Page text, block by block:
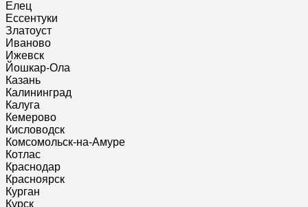
Елец
Ессентуки
Златоуст
Иваново
Ижевск
Йошкар-Ола
Казань
Калининград
Калуга
Кемерово
Кисловодск
Комсомольск-на-Амуре
Котлас
Краснодар
Красноярск
Курган
Курск